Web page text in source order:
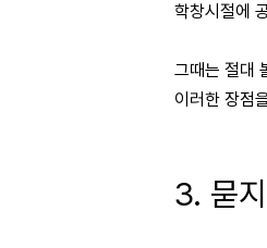
학창시절에
그때는 절대
이러한 장점
3. 묻